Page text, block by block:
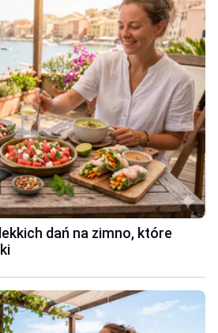
dań na zimno, które